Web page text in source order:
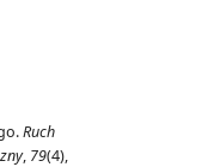
Ruch
, 79(4),